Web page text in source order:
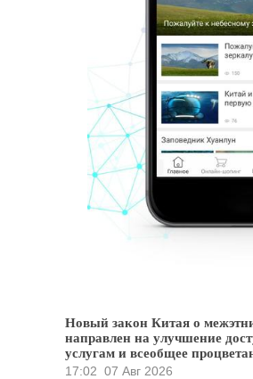
Новый закон Китая о
направлен на улучшение
услугам и всеобщее
17:02 07 Авг 2026